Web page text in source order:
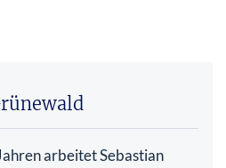
arbeitet Sebastian